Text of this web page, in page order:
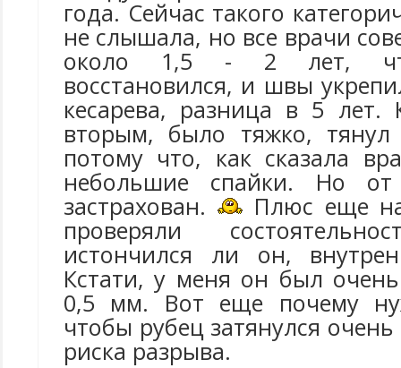
года. Сейчас такого
не слышала, но все врачи
около 1,5 - 2 лет,
восстановился, и швы
кесарева, разница в 5 лет.
вторым, было тяжко,
потому что, как сказала
небольшие спайки. Но
застрахован. Плюс еще
проверяли
истончился ли он,
Кстати, у меня он был
0,5 мм. Вот еще почему
чтобы рубец затянулся
риска разрыва.